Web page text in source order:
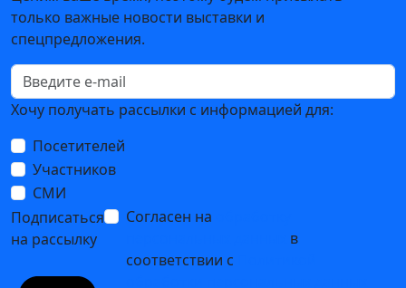
только важные новости выставки и
спецпредложения.
Хочу получать рассылки с информацией для:
Посетителей
Участников
СМИ
Подписаться
на рассылку
Согласен на
в
соответствии с